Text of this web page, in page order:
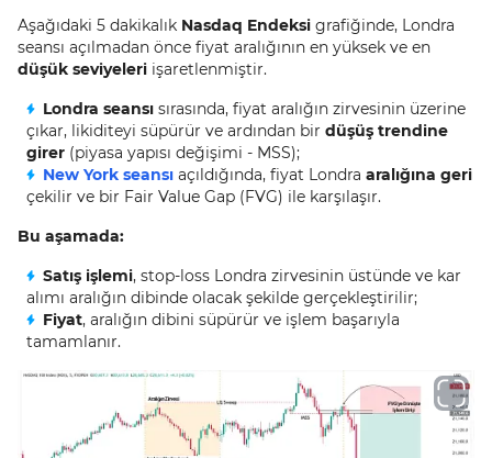
Aşağıdaki 5 dakikalık Nasdaq Endeksi grafiğinde, Londra
seansı açılmadan önce fiyat aralığının en yüksek ve en
düşük seviyeleri işaretlenmiştir.
Londra seansı sırasında, fiyat aralığın zirvesinin üzerine
çıkar, likiditeyi süpürür ve ardından bir düşüş trendine
girer (piyasa yapısı değişimi - MSS);
New York seansı açıldığında, fiyat Londra aralığına geri
çekilir ve bir Fair Value Gap (FVG) ile karşılaşır.
Bu aşamada:
Satış işlemi, stop-loss Londra zirvesinin üstünde ve kar
alımı aralığın dibinde olacak şekilde gerçekleştirilir;
Fiyat, aralığın dibini süpürür ve işlem başarıyla
tamamlanır.